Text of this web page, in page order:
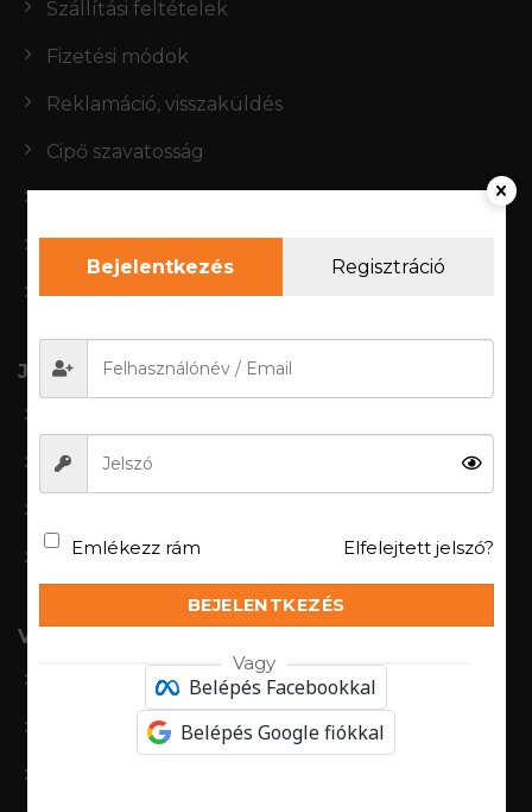
Szállítási feltételek
Fizetési módok
Reklamáció, visszaküldés
Cipő szavatosság
Ajándékutalvány
Jogi információk
Adatkezelési szabályzat
CIB fizetési tájékoztató
Vásárlói fiók
Bejelenkezés/regisztáció
Bejelentkezés Regisztráció
Emlékezz rám Elfelejtett jelszó?
BEJELENTKEZÉS
Vagy
Belépés Facebookkal
Belépés Google fiókkal